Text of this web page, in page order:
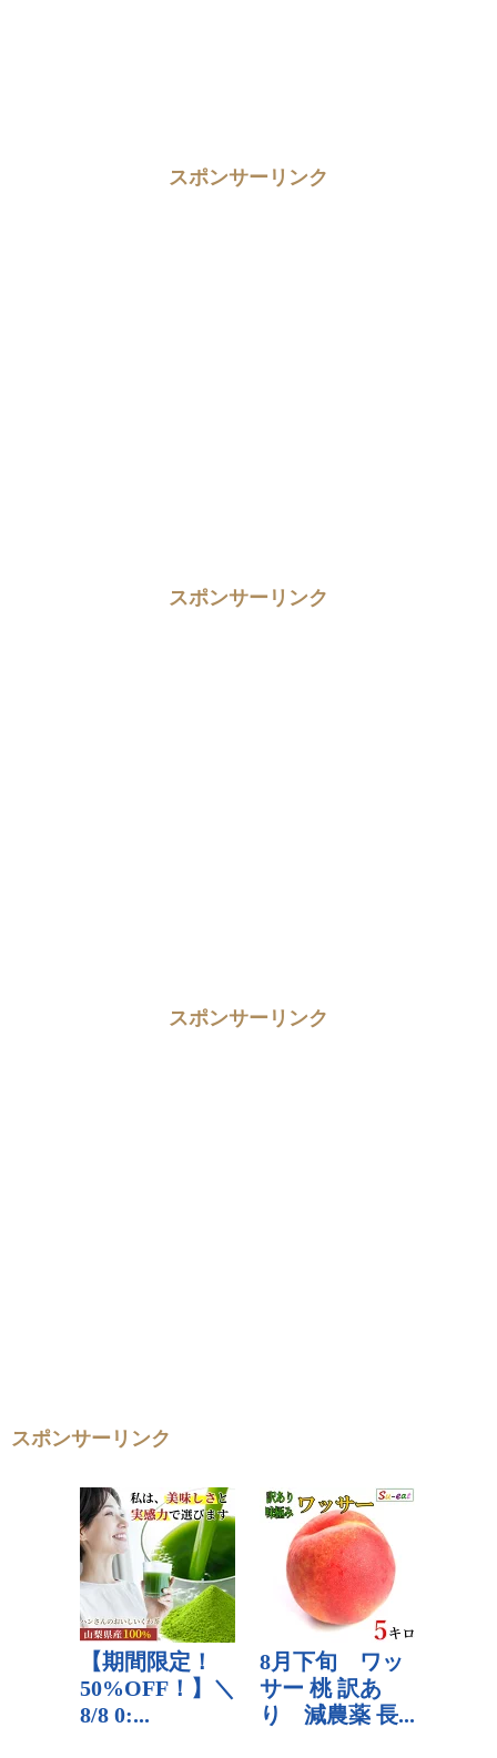
スポンサーリンク
スポンサーリンク
スポンサーリンク
スポンサーリンク